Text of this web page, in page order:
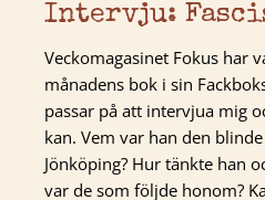
Intervju:
Veckomagasinet Fokus har
månadens bok i sin
passar på att intervjua mig
kan. Vem var han den
Jönköping? Hur tänkte han
var de som följde honom?